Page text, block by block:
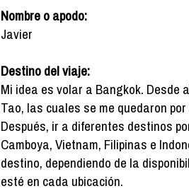
Nombre o apodo:
Javier
Destino del viaje:
Mi idea es volar a Bangkok. Desde
Tao, las cuales se me quedaron
Después, ir a diferentes destinos
Camboya, Vietnam, Filipinas e
destino, dependiendo de la
esté en cada ubicación.